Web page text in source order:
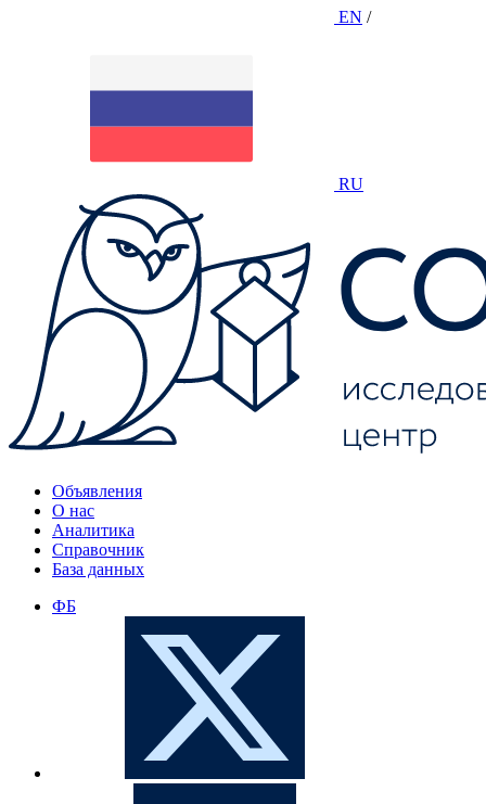
EN /
RU
Объявления
О нас
Аналитика
Справочник
База данных
ФБ